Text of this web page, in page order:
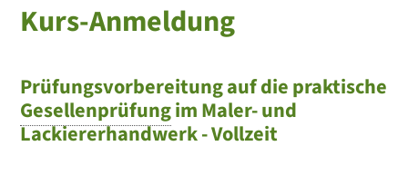
Kurs-Anmeldung
Prüfungsvorbereitung auf die praktische
Gesellenprüfungim Maler- und
Lackiererhandwerk - Vollzeit